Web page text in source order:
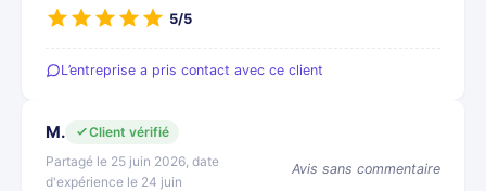
5/5
L’entreprise a pris contact avec ce client
M.
Client vérifié
Partagé le 25 juin 2026, date
d'expérience le 24 juin
Avis sans commentaire